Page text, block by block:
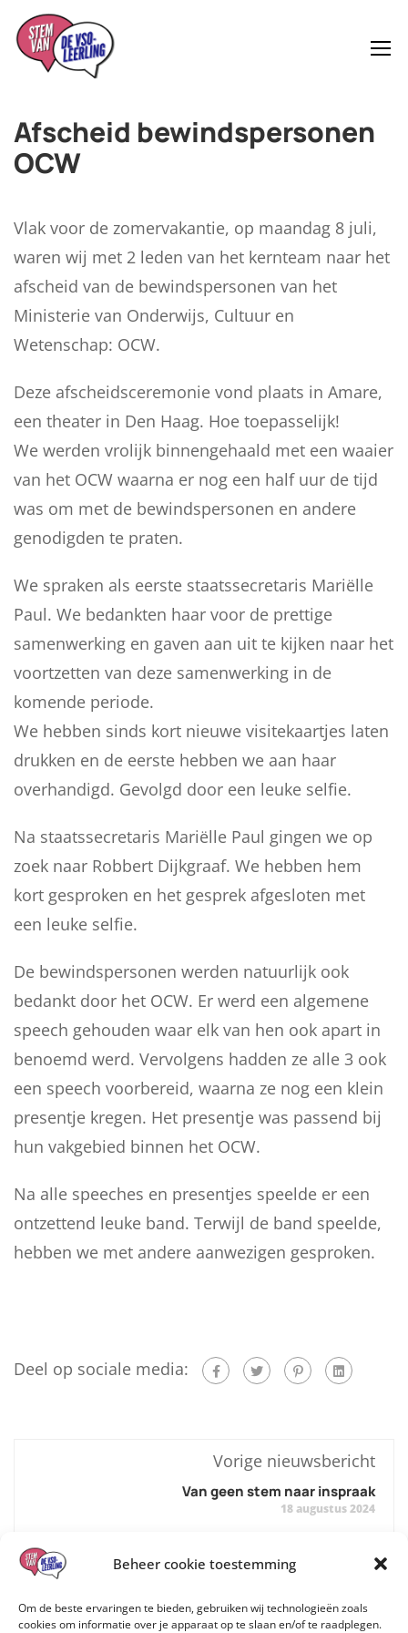
Beheer cookie toestemming
Om de beste ervaringen te bieden, gebruiken wij technologieën zoals
cookies om informatie over je apparaat op te slaan en/of te raadplegen.
Afscheid bewindspersonen
OCW
Vlak voor de zomervakantie, op maandag 8 juli,
waren wij met 2 leden van het kernteam naar het
afscheid van de bewindspersonen van het
Ministerie van Onderwijs, Cultuur en
Wetenschap: OCW.
Deze afscheidsceremonie vond plaats in Amare,
een theater in Den Haag. Hoe toepasselijk!
We werden vrolijk binnengehaald met een waaier
van het OCW waarna er nog een half uur de tijd
was om met de bewindspersonen en andere
genodigden te praten.
We spraken als eerste staatssecretaris Mariëlle
Paul. We bedankten haar voor de prettige
samenwerking en gaven aan uit te kijken naar het
voortzetten van deze samenwerking in de
komende periode.
We hebben sinds kort nieuwe visitekaartjes laten
drukken en de eerste hebben we aan haar
overhandigd. Gevolgd door een leuke selfie.
Na staatssecretaris Mariëlle Paul gingen we op
zoek naar Robbert Dijkgraaf. We hebben hem
kort gesproken en het gesprek afgesloten met
een leuke selfie.
De bewindspersonen werden natuurlijk ook
bedankt door het OCW. Er werd een algemene
speech gehouden waar elk van hen ook apart in
benoemd werd. Vervolgens hadden ze alle 3 ook
een speech voorbereid, waarna ze nog een klein
presentje kregen. Het presentje was passend bij
hun vakgebied binnen het OCW.
Na alle speeches en presentjes speelde er een
ontzettend leuke band. Terwijl de band speelde,
hebben we met andere aanwezigen gesproken.
Deel op sociale media:
Vorige nieuwsbericht
Van geen stem naar inspraak
18 augustus 2024
Volgende nieuwsbericht
20 augustus 2024